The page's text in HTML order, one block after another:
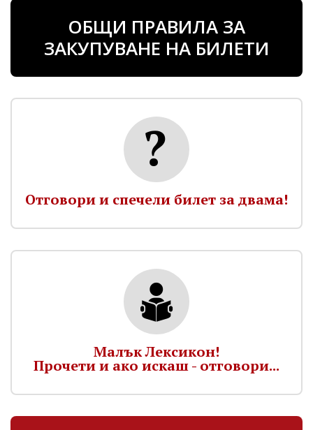
ОБЩИ ПРАВИЛА ЗА
ЗАКУПУВАНЕ НА БИЛЕТИ
Отговори и спечели билет за двама!
Малък Лексикон!
Прочети и ако искаш - отговори...